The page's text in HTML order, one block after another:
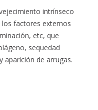
intrínseco
factores externos
etc, que
sequedad
aparición de arrugas.